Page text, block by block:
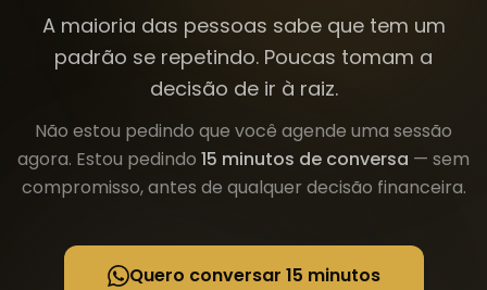
A maioria das pessoas sabe que tem um
padrão se repetindo. Poucas tomam a
decisão de ir à raiz.
Não estou pedindo que você agende uma sessão
agora. Estou pedindo 15 minutos de conversa — sem
compromisso, antes de qualquer decisão financeira.
Quero conversar 15 minutos